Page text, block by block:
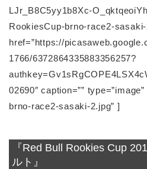
LJr_B8C5yy1b8Xc-
RookiesCup-brno-race2-sasaki-
href=”https://
1766/6372864335883356257?
02690″ caption=””
brno-race2-sasaki-2.jpg” ]
『Red Bull Rookies Cup
ルト』